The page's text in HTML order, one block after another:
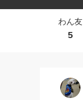
わん友
5